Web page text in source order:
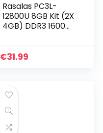
Rasalas PC3L-
12800U 8GB Kit (2X
4GB) DDR3 1600
2Rx8 Udimm 1.35V
€31.99